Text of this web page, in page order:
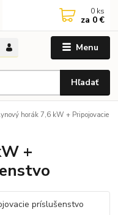
Menu
Hľadať
0 ks
za 0 €
horák 7,6 kW + Pripojovacie
+